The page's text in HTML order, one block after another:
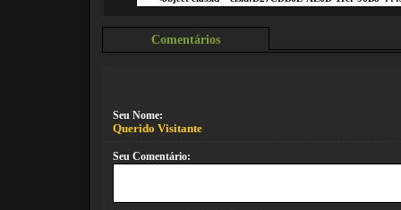
Comentários
Seu Nome:
Querido Visitante
Seu Comentário: